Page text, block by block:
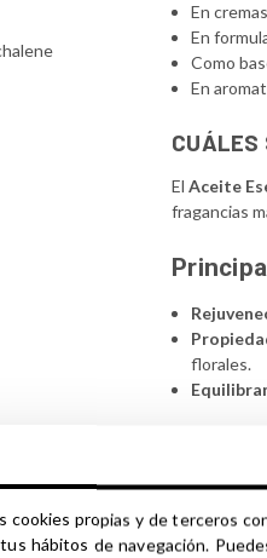
En
En
Como
En
CUÁLES
ElAceite
fragancias
florales.
ElAceite
en
armoniosa.
cookies propias y de terceros
hábitos de navegación.